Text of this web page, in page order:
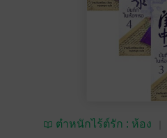
ตำหนักไร้ต์รัก : ห้อง